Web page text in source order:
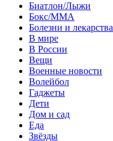
Биатлон/Лыжи
Бокс/MMA
Болезни и лекарства
В мире
В России
Вещи
Военные новости
Волейбол
Гаджеты
Дети
Дом и сад
Еда
Звёзды